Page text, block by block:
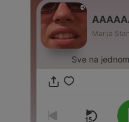
Marija
Sve na